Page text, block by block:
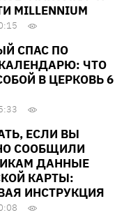
MILLENNIUM
СПАС ПО
ЧТО
В ЦЕРКОВЬ 6
ЕСЛИ ВЫ
СООБЩИЛИ
ДАННЫЕ
КАРТЫ:
ИНСТРУКЦИЯ